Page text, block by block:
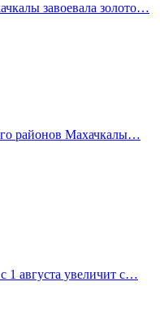
завоевала золото…
районов Махачкалы…
1 августа увеличит с…